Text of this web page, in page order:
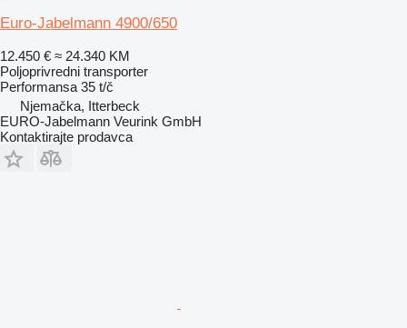
Euro-Jabelmann 4900/650
12.450 € ≈ 24.340 KM
Poljoprivredni transporter
Performansa 35 t/č
Njemačka, Itterbeck
EURO-Jabelmann Veurink GmbH
Kontaktirajte prodavca